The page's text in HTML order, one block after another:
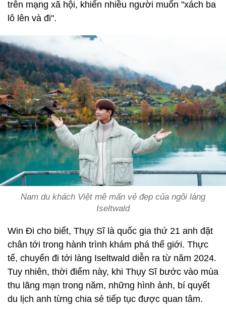
trên mạng xã hội, khiến nhiều người muốn "xách ba
lô lên và đi".
Nam du khách Việt mê mẩn vẻ đẹp của ngôi làng
Iseltwald
Win Đi cho biết, Thụy Sĩ là quốc gia thứ 21 anh đặt
chân tới trong hành trình khám phá thế giới. Thực
tế, chuyến đi tới làng Iseltwald diễn ra từ năm 2024.
Tuy nhiên, thời điểm này, khi Thụy Sĩ bước vào mùa
thu lãng mạn trong năm, những hình ảnh, bí quyết
du lịch anh từng chia sẻ tiếp tục được quan tâm.